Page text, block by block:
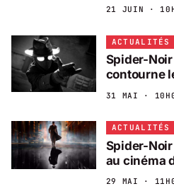
21 JUIN ·
ACTUALITÉS
Spider-
contourne
31 MAI ·
ACTUALITÉS
Spider-
au cinéma
29 MAI ·